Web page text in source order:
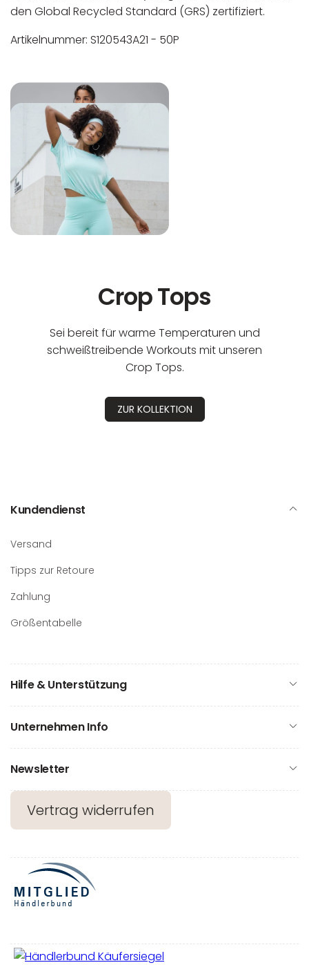
den Global Recycled Standard (GRS) zertifiziert.
Artikelnummer: S120543A21 - 50P
Maschinenwäsche bis 30°C
Nicht bleichen
Nicht bügeln
Nicht trocknergeeignet
In der EU niedergelassener verantwortlicher
Wirtschaftsakteur:
Crop Tops
Sei bereit für warme Temperaturen und
schweißtreibende Workouts mit unseren
Crop Tops.
ZUR KOLLEKTION
Kundendienst
Versand
Tipps zur Retoure
Zahlung
Größentabelle
Hilfe & Unterstützung
Unternehmen Info
Newsletter
Vertrag widerrufen